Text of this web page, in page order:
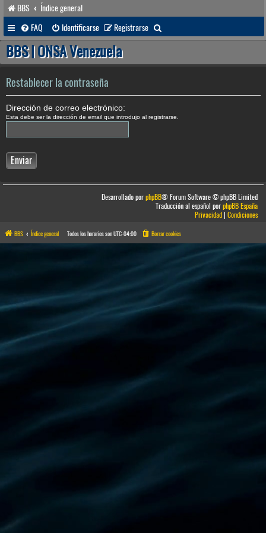
BBS
Índice general
FAQ
Identificarse Registrarse
u
a
BBS | ONSA Venezuela
Restablecer la contraseña
Dirección de correo electrónico:
Esta debe ser la dirección de email que introdujo al registrarse.
Desarrollado porphpBB® Forum Software © phpBB Limited
Traducción al español porphpBB España
Privacidad|Condiciones
BBS Índice general Todos los horarios sonUTC-04:00 Borrar cookies